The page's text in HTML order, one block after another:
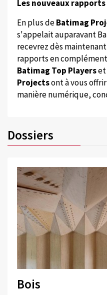
Les nouveaux
En plus deBatimag
s'appelait auparavant
recevrez dès
rapports en
Batimag Top Playerset
Projectsont à vous
manière numérique,
Dossiers
Bois